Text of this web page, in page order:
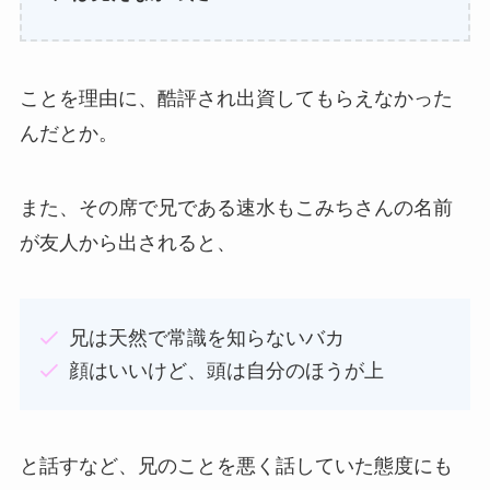
ことを理由に、酷評され出資してもらえなかった
んだとか。
また、その席で兄である速水もこみちさんの名前
が友人から出されると、
兄は天然で常識を知らないバカ
顔はいいけど、頭は自分のほうが上
と話すなど、兄のことを悪く話していた態度にも